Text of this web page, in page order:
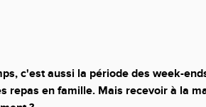
c'est aussi la période des week-
repas en famille. Mais recevoir à la